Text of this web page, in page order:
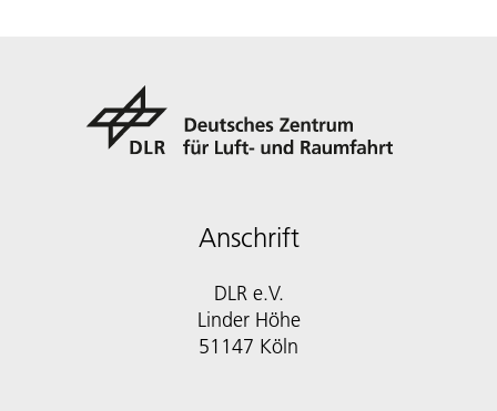
Anschrift
DLR e.V.
Linder Höhe
51147 Köln